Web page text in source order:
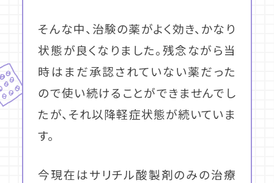
そんな中、治験の薬がよく効き、かなり
状態が良くなりました。残念ながら当
時はまだ承認されていない薬だった
ので使い続けることができませんでし
たが、それ以降軽症状態が続いていま
す。
今現在はサリチル酸製剤のみの治療